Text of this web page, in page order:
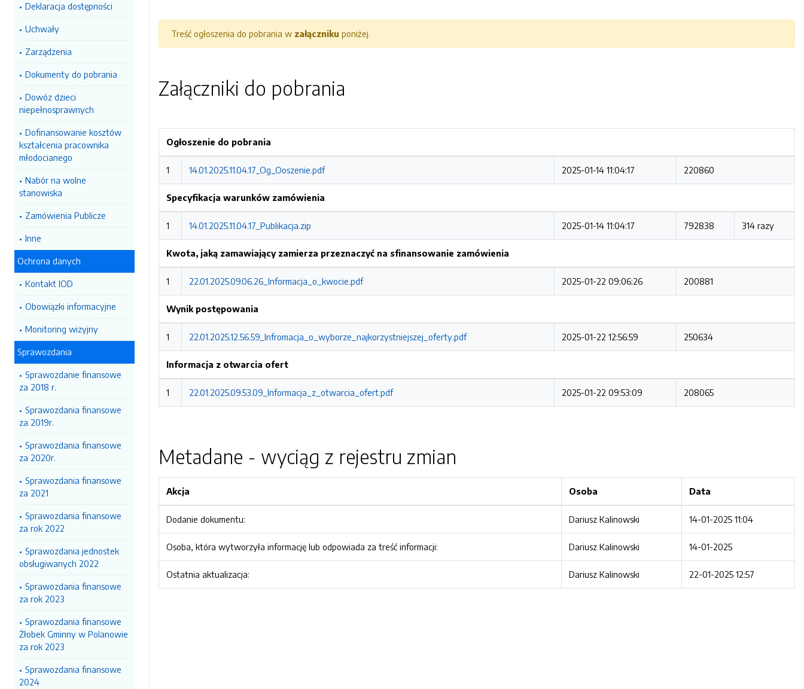
Deklaracja dostępności
Uchwały
Zarządzenia
Dokumenty do pobrania
Dowóz dzieci
niepełnosprawnych
Dofinansowanie kosztów
kształcenia pracownika
młodocianego
Nabór na wolne
stanowiska
Zamówienia Publicze
Inne
Ochrona danych
Kontakt IOD
Obowiązki informacyjne
Monitoring wizyjny
Sprawozdania
Sprawozdanie finansowe
za 2018 r.
Sprawozdania finansowe
za 2019r.
Sprawozdania finansowe
za 2020r.
Sprawozdania finansowe
za 2021
Sprawozdania finansowe
za rok 2022
Sprawozdania jednostek
obsługiwanych 2022
Sprawozdania finansowe
za rok 2023
Sprawozdania finansowe
Żłobek Gminny w Polanowie
za rok 2023
Sprawozdania finansowe
2024
Treść ogłoszenia do pobrania w załączniku poniżej.
Załączniki do pobrania
Ogłoszenie do pobrania
1 14.01.2025.11.04.17_Og_Ooszenie.pdf 2025-01-14 11:04:17 220860
Specyfikacja warunków zamówienia
1 14.01.2025.11.04.17_Publikacja.zip 2025-01-14 11:04:17 792838 314 razy
Kwota, jaką zamawiający zamierza przeznaczyć na sfinansowanie zamówienia
1 22.01.2025.09.06.26_Informacja_o_kwocie.pdf 2025-01-22 09:06:26 200881
Wynik postępowania
1 22.01.2025.12.56.59_Infromacja_o_wyborze_najkorzystniejszej_oferty.pdf 2025-01-22 12:56:59 250634
Informacja z otwarcia ofert
1 22.01.2025.09.53.09_Informacja_z_otwarcia_ofert.pdf 2025-01-22 09:53:09 208065
Metadane - wyciąg z rejestru zmian
Akcja Osoba Data
Dodanie dokumentu: Dariusz Kalinowski 14-01-2025 11:04
Osoba, która wytworzyła informację lub odpowiada za treść informacji: Dariusz Kalinowski 14-01-2025
Ostatnia aktualizacja: Dariusz Kalinowski 22-01-2025 12:57